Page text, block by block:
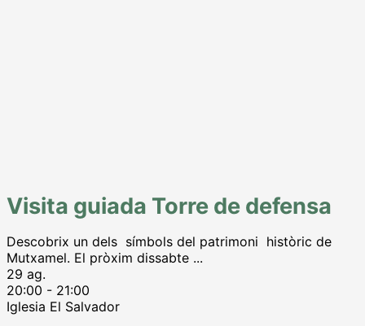
Visita guiada Torre de defensa
Descobrix un dels símbols del patrimoni històric de
Mutxamel. El pròxim dissabte ...
29 ag.
20:00 - 21:00
Iglesia El Salvador